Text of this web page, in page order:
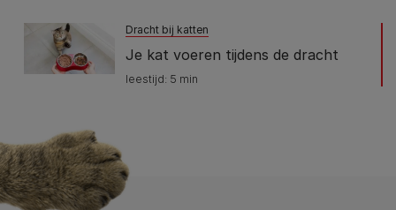
Dracht bij katten
Je kat voeren tijdens de dracht
leestijd: 5 min